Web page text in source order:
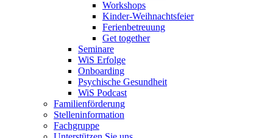
Workshops
Kinder-Weihnachtsfeier
Ferienbetreuung
Get together
Seminare
WiS Erfolge
Onboarding
Psychische Gesundheit
WiS Podcast
Familienförderung
Stelleninformation
Fachgruppe